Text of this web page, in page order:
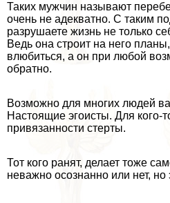
Таких мужчин называют
очень не адекватно. С таким
разрушаете жизнь не только
Ведь она строит на него
влюбиться, а он при любой
обратно.
Возможно для многих людей
Настоящие эгоисты. Для кого-
привязанности стерты.
Тот кого ранят, делает тоже
неважно осознанно или нет, но